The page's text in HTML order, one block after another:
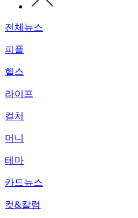
전체뉴스
피플
헬스
라이프
컬처
머니
테마
카드뉴스
컷&칼럼